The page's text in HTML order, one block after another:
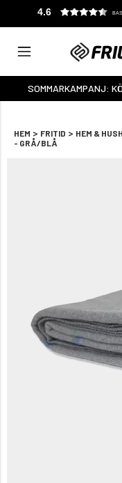
4.6
SOMMARKAMPANJ:
HEM > FRITID > HEM &
- GRÅ/BLÅ